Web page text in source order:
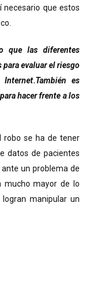
necesario que estos
que las diferentes
evaluar el riesgo
.También es
hacer frente a los
robo se ha de tener
datos de pacientes
un problema de
mucho mayor de lo
manipular un